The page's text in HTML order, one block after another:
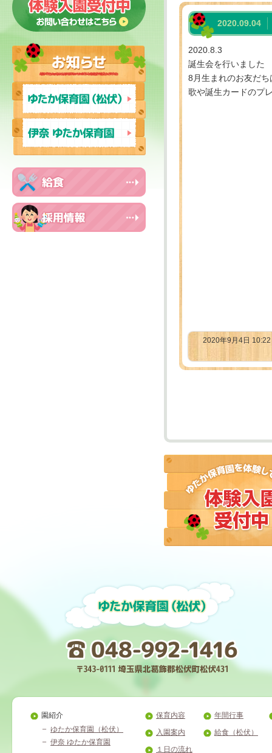
2020.09.04
2020.8.3
誕生会を行いました
8月生まれのお友だち
歌や誕生カードのプ
2020年9月4日
園紹介
ゆたか保育園（松伏）
伊奈 ゆたか保育園
保育内容
入園案内
１日の流れ
年間行事
給食（松伏）